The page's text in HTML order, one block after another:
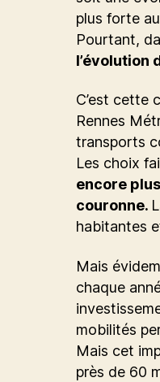
plus forte
Pourtant,
l’évolution
C’est cette
Rennes
transports
Les choix
encore
couronne.
habitantes
Mais
chaque
mobilités
Mais cet
près de 60